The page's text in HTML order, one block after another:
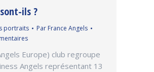
ils ?
portraits Par France Angels
Europe) club regroupe
Angels représentant 13